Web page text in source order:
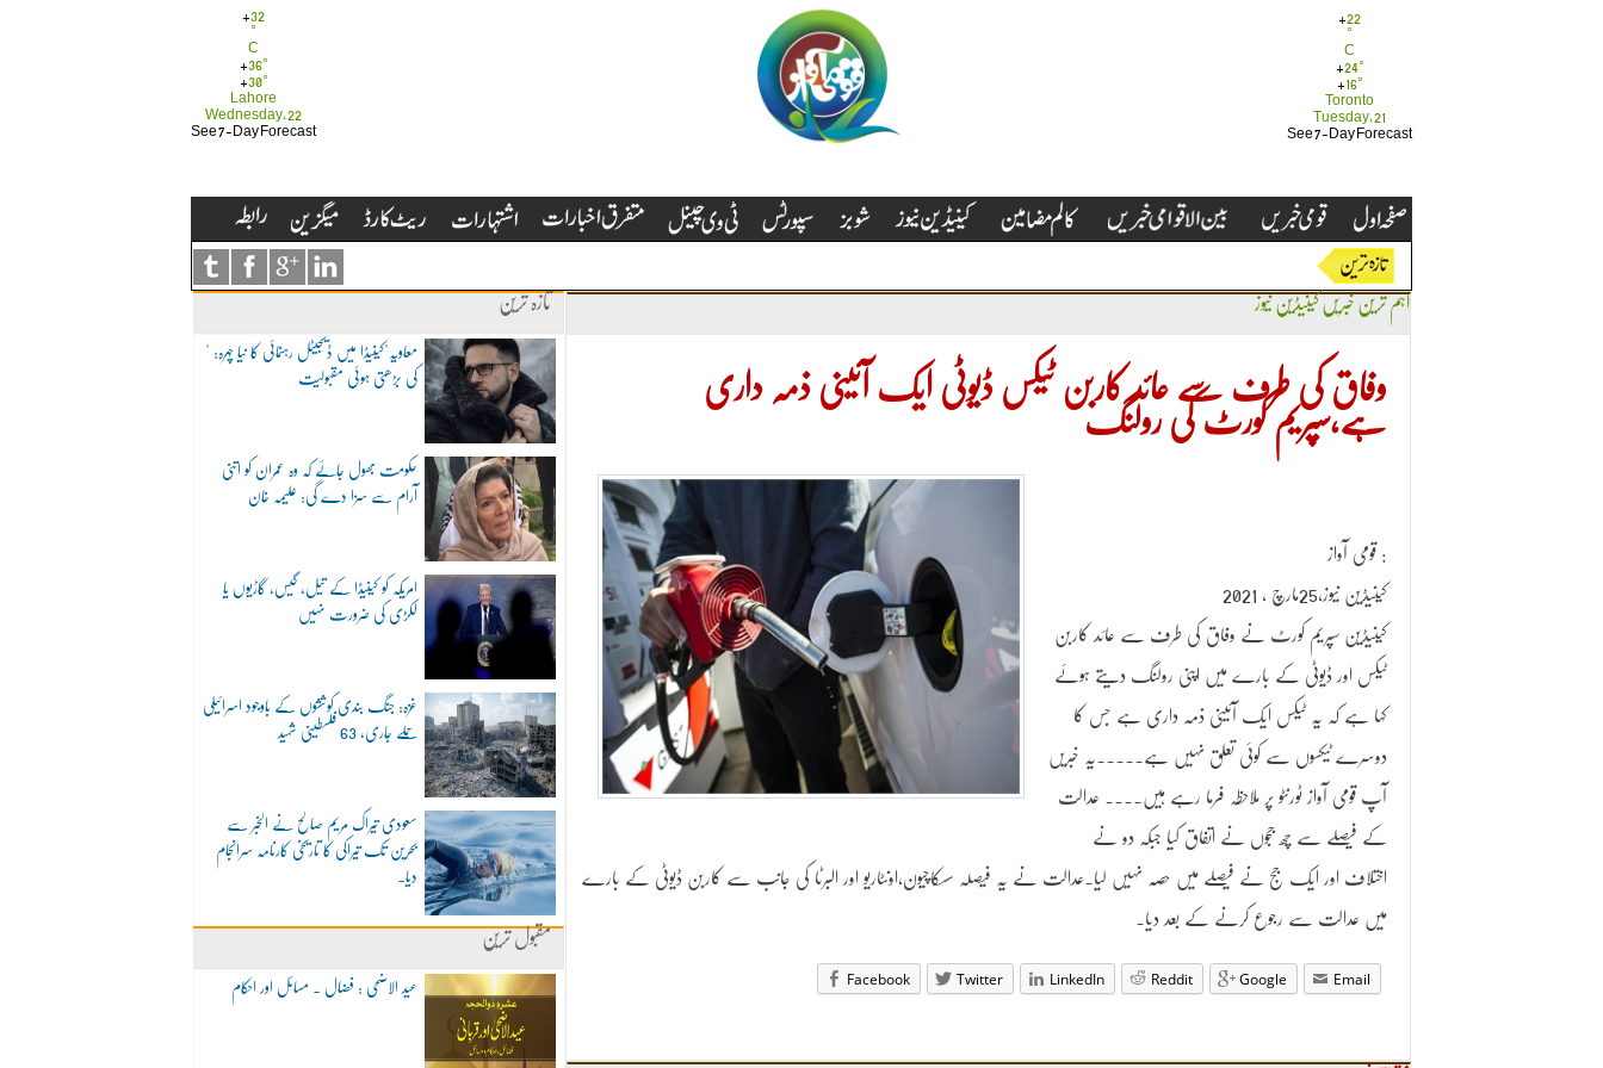
+22
°
C
+24°
+ 16°
Toronto
Tuesday, 21
See 7-Day Forecast
+32
°
C
+36°
+30°
Lahore
Wednesday, 22
See 7-Day Forecast
تازہ ترین
"معاویہ"کینیڈا میں ڈیجیٹل رہنمائی کا نیا چہرہ:
کی بڑھتی ہوئی مقبولیت
حکومت بھول جائے کہ وہ عمران کو اتنی
آرام سے سزا دے گی: علیمہ خان
امریکہ کو کینیڈا کے تیل، گیس، گاڑیوں یا
لکڑی کی ضرورت نہیں
غزہ: جنگ بندی کوششوں کے باوجود اسرائیلی
حملے جاری، 63 فلسطینی شہید
سعودی تیراک مریم صالح نے الخبر سے
بحرین تک تیراکی کا تاریخی کارنامہ سرانجام
دیا۔
مقبول ترین
عید الاضحی : فضال ۔ مسائل اور احکام
اہم ترین خبریں کینیڈین نیوز
وفاق کی طرف سے عائد کاربن ٹیکس ڈیوٹی ایک آئینی ذمہ داری
ہے،سپریم کورٹ کی رولنگ
قومی آواز :
کینیڈین نیوز،25مارچ ، 2021
کینیڈین سپریم کورٹ نے وفاق کی طرف سے عائد کاربن
ٹیکس اور ڈیوٹی کے بارے میں اپنی رولنگ دیتے ہوئے
کہا ہے کہ یہ ٹیکس ایک آئینی ذمہ داری ہے جس کا
دوسرے ٹیکسوں سے کوئی تعلق نہیں ہے۔۔۔۔۔یہ خبریں
آپ قومی آواز ٹورنٹو پر ملاحظہ فرما رہے ہیں۔۔۔۔ عدالت
کے فیصلے سے چھ ججوں نے اتفاق کیا جبکہ دو نے
اختلاف اور ایک جج نے فیصلے میں حصہ نہیں لیا۔عدالت نے یہ فیصلہ سسکاچیون،اونٹاریو اور البرٹا کی جانب سے کاربن ڈیوٹی کے بارے
میں عدالت سے رجوع کرنے کے بعد دیا۔
Facebook Twitter LinkedIn Reddit Google Email